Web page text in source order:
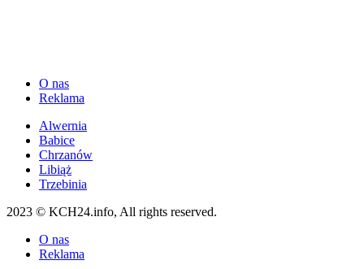
O nas
Reklama
Alwernia
Babice
Chrzanów
Libiąż
Trzebinia
2023 © KCH24.info, All rights reserved.
O nas
Reklama